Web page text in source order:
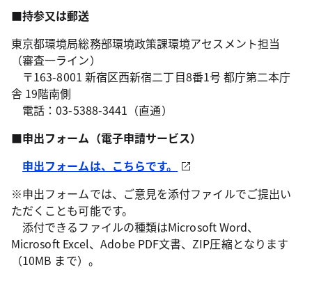
■持参又は郵送
東京都環境局総務部環境政策課環境アセスメント担当
（審査一ライン）
〒163-8001 新宿区西新宿二丁目8番1号 都庁第二本庁
舎 19階南側
電話：03-5388-3441（直通）
■申出フォーム（電子申請サービス）
申出フォームは、こちらです。
※申出フォームでは、ご意見を添付ファイルでご提出い
ただくことも可能です。
添付できるファイルの種類はMicrosoft Word、
Microsoft Excel、Adobe PDF文書、ZIP圧縮となります
（10MB まで）。